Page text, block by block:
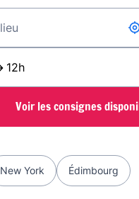
12h
Voir les consignes
New York Édimbourg